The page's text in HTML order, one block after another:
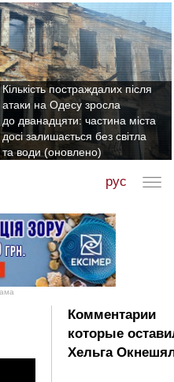
Кількість постраждалих після
атаки на Одесу зросла
до дванадцяти: частина міста
досі залишається без світла
та води (оновлено)
рус
Комментарии
которые
Хельга